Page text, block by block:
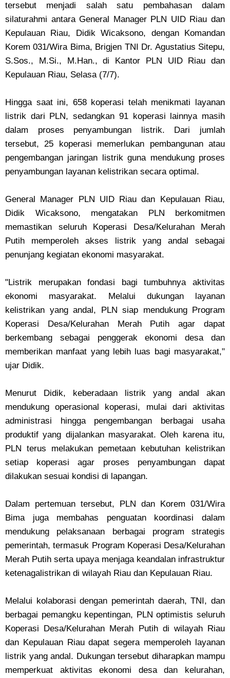
tersebut menjadi salah satu pembahasan dalam
silaturahmi antara General Manager PLN UID Riau dan
Kepulauan Riau, Didik Wicaksono, dengan Komandan
Korem 031/Wira Bima, Brigjen TNI Dr. Agustatius Sitepu,
S.Sos., M.Si., M.Han., di Kantor PLN UID Riau dan
Kepulauan Riau, Selasa (7/7).
Hingga saat ini, 658 koperasi telah menikmati layanan
listrik dari PLN, sedangkan 91 koperasi lainnya masih
dalam proses penyambungan listrik. Dari jumlah
tersebut, 25 koperasi memerlukan pembangunan atau
pengembangan jaringan listrik guna mendukung proses
penyambungan layanan kelistrikan secara optimal.
General Manager PLN UID Riau dan Kepulauan Riau,
Didik Wicaksono, mengatakan PLN berkomitmen
memastikan seluruh Koperasi Desa/Kelurahan Merah
Putih memperoleh akses listrik yang andal sebagai
penunjang kegiatan ekonomi masyarakat.
"Listrik merupakan fondasi bagi tumbuhnya aktivitas
ekonomi masyarakat. Melalui dukungan layanan
kelistrikan yang andal, PLN siap mendukung Program
Koperasi Desa/Kelurahan Merah Putih agar dapat
berkembang sebagai penggerak ekonomi desa dan
memberikan manfaat yang lebih luas bagi masyarakat,"
ujar Didik.
Menurut Didik, keberadaan listrik yang andal akan
mendukung operasional koperasi, mulai dari aktivitas
administrasi hingga pengembangan berbagai usaha
produktif yang dijalankan masyarakat. Oleh karena itu,
PLN terus melakukan pemetaan kebutuhan kelistrikan
setiap koperasi agar proses penyambungan dapat
dilakukan sesuai kondisi di lapangan.
Dalam pertemuan tersebut, PLN dan Korem 031/Wira
Bima juga membahas penguatan koordinasi dalam
mendukung pelaksanaan berbagai program strategis
pemerintah, termasuk Program Koperasi Desa/Kelurahan
Merah Putih serta upaya menjaga keandalan infrastruktur
ketenagalistrikan di wilayah Riau dan Kepulauan Riau.
Melalui kolaborasi dengan pemerintah daerah, TNI, dan
berbagai pemangku kepentingan, PLN optimistis seluruh
Koperasi Desa/Kelurahan Merah Putih di wilayah Riau
dan Kepulauan Riau dapat segera memperoleh layanan
listrik yang andal. Dukungan tersebut diharapkan mampu
memperkuat aktivitas ekonomi desa dan kelurahan,